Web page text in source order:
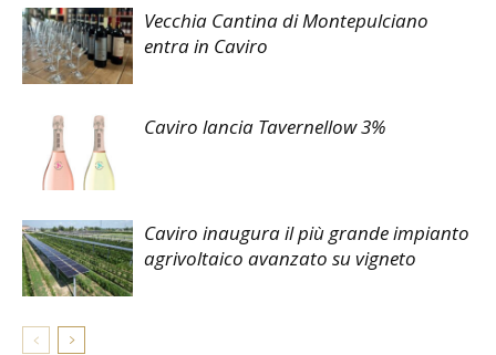
Vecchia Cantina di Montepulciano
entra in Caviro
Caviro lancia Tavernellow 3%
Caviro inaugura il più grande impianto
agrivoltaico avanzato su vigneto